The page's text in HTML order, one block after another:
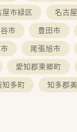
屋市緑区 名古
市 豊田市
尾張旭市
愛知郡東郷町
多町 知多郡